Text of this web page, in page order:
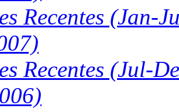
Recentes (Jan-
Recentes (Jul-